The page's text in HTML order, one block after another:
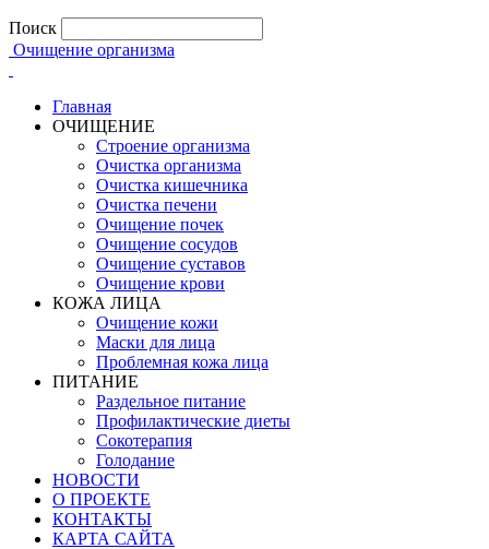
Поиск
Очищение организма
Главная
ОЧИЩЕНИЕ
Строение организма
Очистка организма
Очистка кишечника
Очистка печени
Очищение почек
Очищение сосудов
Очищение суставов
Очищение крови
КОЖА ЛИЦА
Очищение кожи
Маски для лица
Проблемная кожа лица
ПИТАНИЕ
Раздельное питание
Профилактические диеты
Сокотерапия
Голодание
НОВОСТИ
О ПРОЕКТЕ
КОНТАКТЫ
КАРТА САЙТА